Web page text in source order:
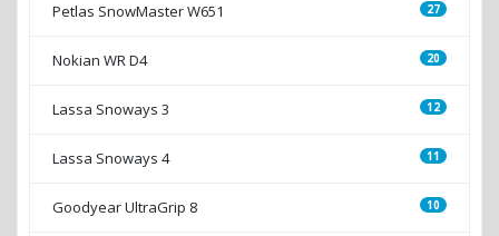
Petlas SnowMaster W651 27
Nokian WR D4 20
Lassa Snoways 3 12
Lassa Snoways 4 11
Goodyear UltraGrip 8 10